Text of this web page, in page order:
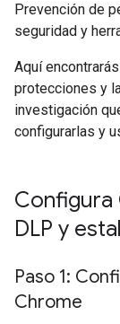
Prevención de
seguridad y
Aquí
protecciones y
investigación
configurarlas y
Configura
DLP y
Paso 1:
Chrome